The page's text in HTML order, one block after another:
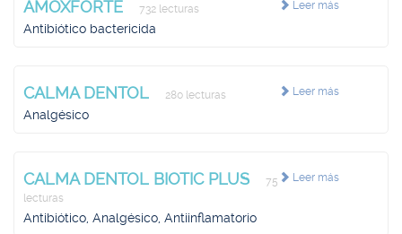
Leer más
AMOXFORTE 732 lecturas
Antibiótico bactericida
Leer más
CALMA DENTOL 280 lecturas
Analgésico
Leer más
CALMA DENTOL BIOTIC PLUS
75
lecturas
Antibiótico, Analgésico, Antiinflamatorio